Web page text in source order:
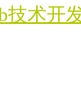
技术开